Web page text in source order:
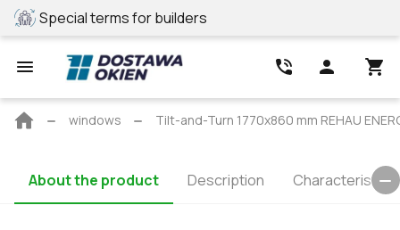
Special terms for builders
Main
windows Tilt-and-Turn 1770x860 mm REHAU
About the product Description Characteristics